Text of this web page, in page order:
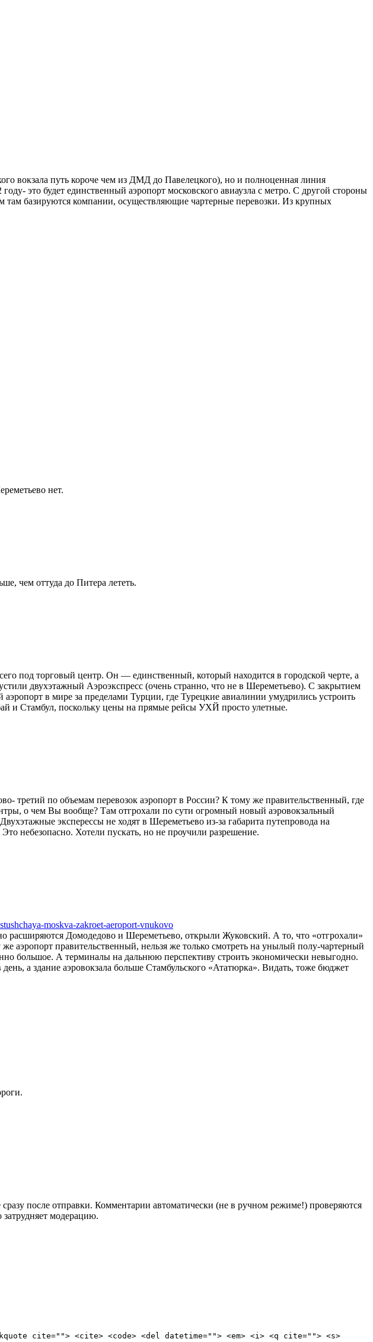
вокзала путь короче чем из ДМД до Павелецкого), но и полноценная линия
это будет единственный аэропорт московского авиаузла с метро. С другой стороны
базируются компании, осуществляющие чартерные перевозки. Из крупных
нет.
чем оттуда до Питера лететь.
под торговый центр. Он — единственный, который находится в городской черте, а
двухэтажный Аэроэкспресс (очень странно, что не в Шереметьево). С закрытием
в мире за пределами Турции, где Турецкие авиалинии умудрились устроить
и Стамбул, поскольку цены на прямые рейсы УХЙ просто улетные.
третий по объемам перевозок аэропорт в России? К тому же правительственный, где
о чем Вы вообще? Там отгрохали по сути огромный новый аэровокзальный
эксперессы не ходят в Шереметьево из-за габарита путепровода на
небезопасно. Хотели пускать, но не проучили разрешение.
moskva-zakroet-aeroport-vnukovo
расширяются Домодедово и Шереметьево, открыли Жуковский. А то, что «отгрохали»
аэропорт правительственный, нельзя же только смотреть на унылый полу-чартерный
большое. А терминалы на дальнюю перспективу строить экономически невыгодно.
а здание аэровокзала больше Стамбульского «Ататюрка». Видать, тоже бюджет
сразу после отправки. Комментарии автоматически (не в ручном режиме!) проверяются
модерацию.
cite=""> <cite> <code> <del datetime=""> <em> <i> <q cite=""> <s>